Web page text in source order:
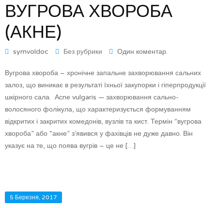
ВУГРОВА ХВОРОБА
(АКНЕ)
symvoldoc Без рубрики Один коментар.
Вугрова хвороба – хронічне запальне захворювання сальних
залоз, що виникає в результаті їхньої закупорки і гіперпродукції
шкірного сала. Асnе vulgaris — захворювання сально-
волосяного фолікула, що характеризується формуванням
відкритих і закритих комедонів, вузлів та кист. Термін “вугрова
хвороба” або “акне” з’явився у фахівців не дуже давно. Він
указує на те, що поява вугрів – це не […]
5 Березня, 2017